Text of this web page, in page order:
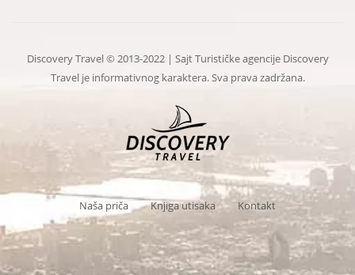
Discovery Travel © 2013-2022 | Sajt Turističke agencije Discovery
Travel je informativnog karaktera. Sva prava zadržana.
Naša priča Knjiga utisaka Kontakt